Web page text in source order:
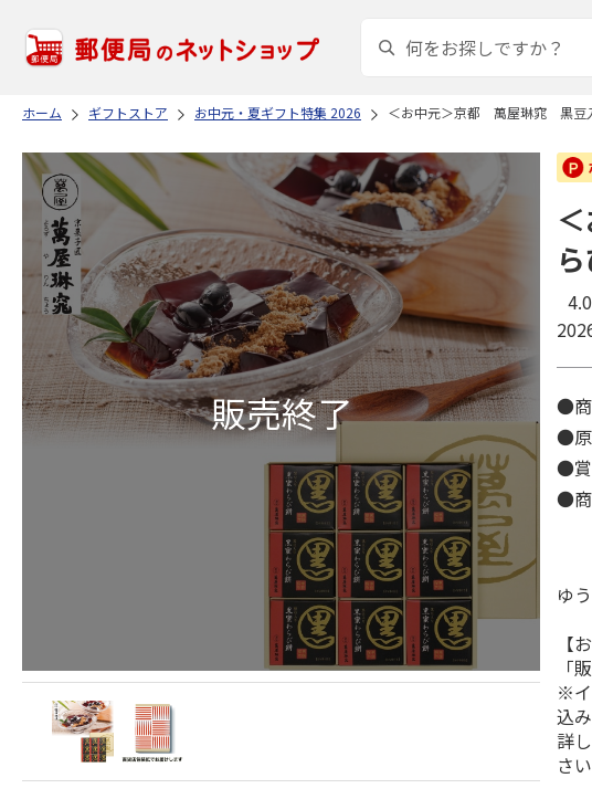
ホーム ギフトストア お中元・夏ギフト特集 2026 ＜お中元＞京都 萬屋琳窕 黒豆
4.0
●商
●原
●賞
●商
ゆ
【
「
※イ
込
詳
さい